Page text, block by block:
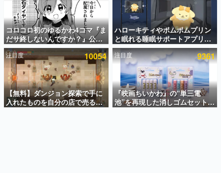
ゲームの企画書
名作ゲームクリエイターの方々に製作時のエピソードをお
聞きし、ヒットする企画（ゲーム）とは何か？を探ってい
きます。
赫本
この物語を解いてはいけない。『赫本』は、〈試験問題〉
の形をした短編ホラー小説集です。
新世代に訊く
これからのデジタルゲーム市場を担う若きクリエイター達
の姿を追い、彼らのルーツと情熱を探っていきます。
コロコロ初のゆるかわ4コマ『ま
だサ終しないんですか？』公開
スタート。主人公は新入社員の
侘石ダイヤ、ゲーム会社を舞台
にトラブルへ対応する社員たち
を描く
ハローキティやポムポムプリン
と眠れる睡眠サポートアプリ
『ゆめたび』が配信中。キャラ
ごとのASMRや目覚ましアラー
ムも搭載
注目度 10054
【無料】ダンジョン探索で手に
入れたものを自分の店で売るゲ
ーム『Moonlighter』がSteam
注目度 9361
『映画ちいかわ』の“単三電
池”を再現した消しゴムセットが
8月7日より発売決定。公式は